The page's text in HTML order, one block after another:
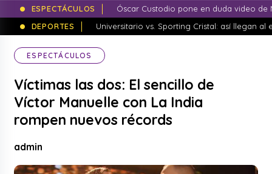
ESPECTÁCULOS
Óscar Custodio pone en duda video de
DEPORTES
Universitario vs. Sporting Cristal: así llegan al
ESPECTÁCULOS
Víctimas las dos: El sencillo de
Víctor Manuelle con La India
rompen nuevos récords
admin